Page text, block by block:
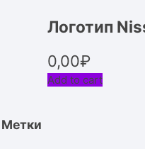
Логотип
0,00₽
Add to cart
Метки